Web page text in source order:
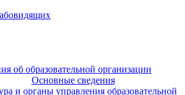
об образовательной организации
Основные сведения
и органы управления образовательной